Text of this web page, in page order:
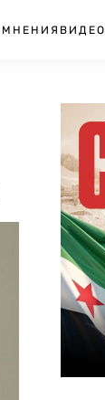
МНЕНИЯ ВИДЕО